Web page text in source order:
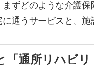
ずどのような介護
通うサービスと、施
「通所リハビ